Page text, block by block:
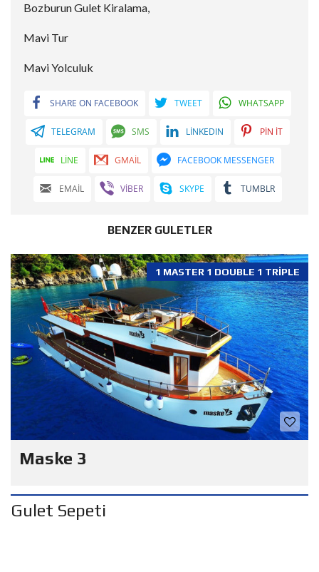
Bozburun Gulet Kiralama,
Mavi Tur
Mavi Yolculuk
SHARE ON FACEBOOK TWEET WHATSAPP
TELEGRAM SMS LINKEDIN PIN IT
LINE GMAIL FACEBOOK MESSENGER
EMAIL VIBER SKYPE TUMBLR
BENZER GULETLER
1 MASTER 1 DOUBLE 1 TRIPLE
Maske 3
Gulet Sepeti